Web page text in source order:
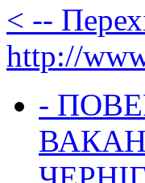
< --
http://
-